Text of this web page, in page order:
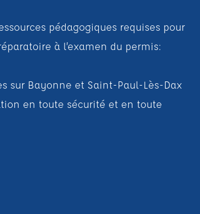
pédagogiques requises pour
à l’examen du permis:
sur Bayonne et Saint-Paul-Lès-Dax
en toute sécurité et en toute